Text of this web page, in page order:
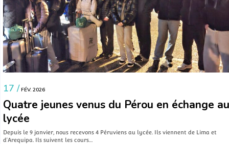
17 / FÉV. 2026
Quatre jeunes venus du Pérou en échange au
lycée
Depuis le 9 janvier, nous recevons 4 Péruviens au lycée. Ils viennent de Lima et
d’Arequipa. Ils suivent les cours…